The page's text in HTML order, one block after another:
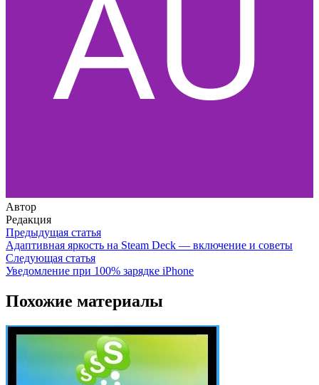
Автор
Редакция
Предыдущая статья
Адаптивная яркость на Steam Deck — включение и советы
Следующая статья
Уведомление при 100% зарядке iPhone
Похожие материалы